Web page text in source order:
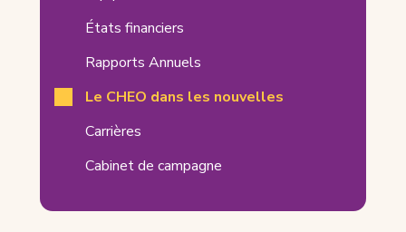
point
CHEO
mène
maladies
États financiers
Rapports Annuels
Le CHEO dans les nouvelles
Carrières
Cabinet de campagne